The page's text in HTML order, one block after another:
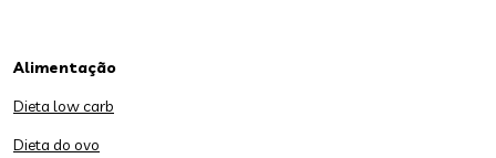
Alimentação
Dieta low carb
Dieta do ovo